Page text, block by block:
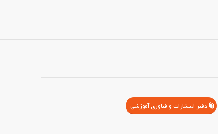
دفتر انتشارات و فناوری آموزشی